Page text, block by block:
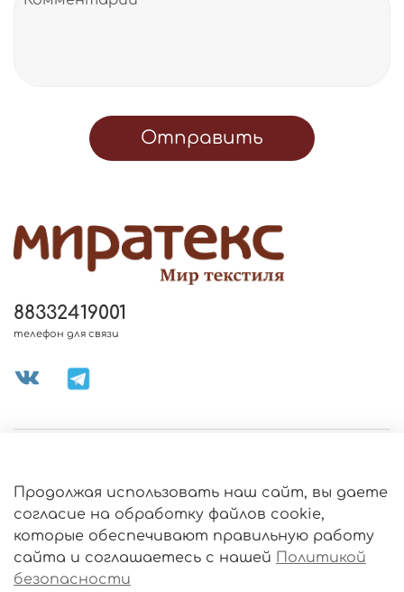
Отправить
ИНФОРМАЦИЯ
О МАГАЗИНЕ
88332419001
телефон для связи
Продолжая использовать наш сайт, вы даете
согласие на обработку файлов cookie,
которые обеспечивают правильную работу
сайта и соглашаетесь с нашей Политикой
безопасности
Политика
обработки